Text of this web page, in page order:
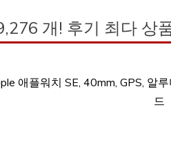
개! 후기 최다 상
애플워치 SE, 40mm, GPS, 알
드